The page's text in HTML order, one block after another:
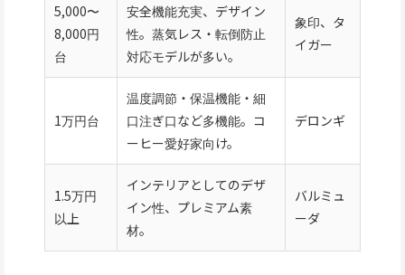
5,000〜
8,000円
台
安全機能充実、デザイン
性。蒸気レス・転倒防止
対応モデルが多い。
象印、タ
イガー
1万円台
温度調節・保温機能・細
口注ぎ口など多機能。コ
ーヒー愛好家向け。
デロンギ
1.5万円
以上
インテリアとしてのデザ
イン性、プレミアム素
材。
バルミュ
ーダ